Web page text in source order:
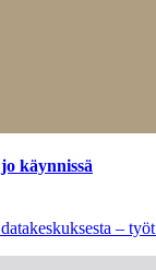
käynnissä
–